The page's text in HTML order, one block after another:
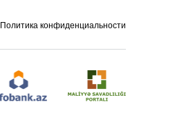
Политика конфиденциальности